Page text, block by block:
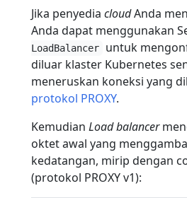
Jika penyedia cloudAnda
Anda dapat menggunakan
LoadBalancer
untuk
diluar klaster Kubernetes
meneruskan koneksi yang
protokol PROXY.
Kemudian Load balancer
oktet awal yang
kedatangan, mirip dengan
(protokol PROXY v1):